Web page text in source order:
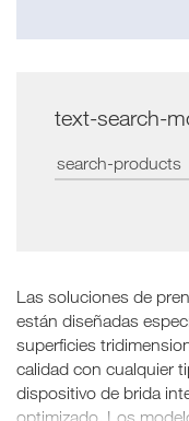
text-search-
Las soluciones de
están diseñadas
superficies
calidad con cualquier
dispositivo de brida
optimizado. Los